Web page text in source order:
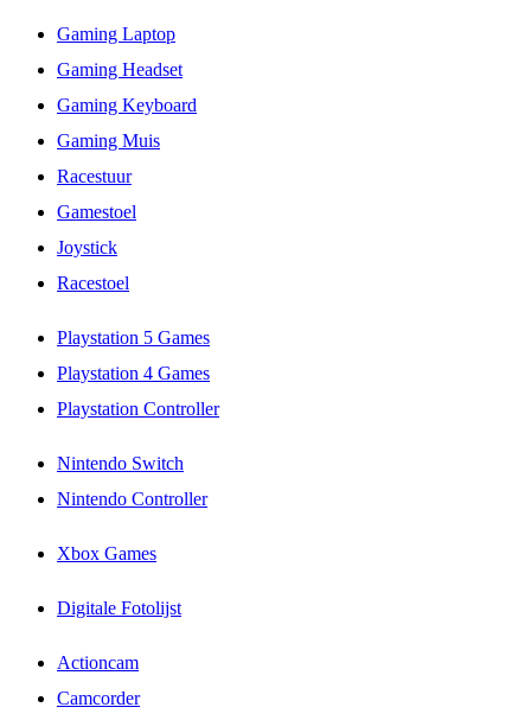
Gaming Laptop
Gaming Headset
Gaming Keyboard
Gaming Muis
Racestuur
Gamestoel
Joystick
Racestoel
Playstation 5 Games
Playstation 4 Games
Playstation Controller
Nintendo Switch
Nintendo Controller
Xbox Games
Digitale Fotolijst
Actioncam
Camcorder